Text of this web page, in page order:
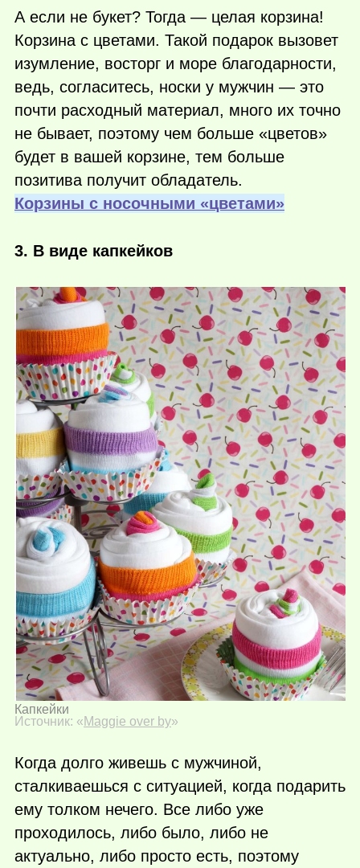
А если не букет? Тогда — целая корзина!
Корзина с цветами. Такой подарок вызовет
изумление, восторг и море благодарности,
ведь, согласитесь, носки у мужчин — это
почти расходный материал, много их точно
не бывает, поэтому чем больше «цветов»
будет в вашей корзине, тем больше
позитива получит обладатель.
Корзины с носочными «цветами»
3. В виде капкейков
Капкейки
Источник: «Maggie over by»
Когда долго живешь с мужчиной,
сталкиваешься с ситуацией, когда подарить
ему толком нечего. Все либо уже
проходилось, либо было, либо не
актуально, либо просто есть, поэтому